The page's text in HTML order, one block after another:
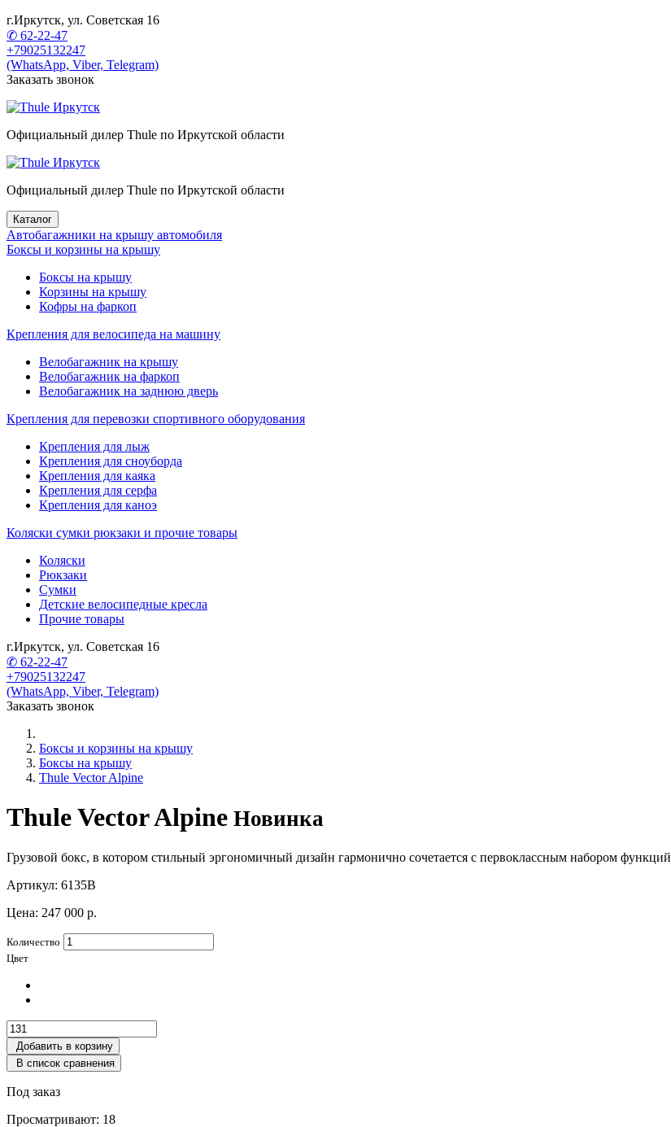
г.Иркутск, ул. Советская 16
✆ 62-22-47
+79025132247
(WhatsApp, Viber, Telegram)
Заказать звонок
Официальный дилер Thule по Иркутской области
Официальный дилер Thule по Иркутской области
Каталог
Автобагажники на крышу автомобиля
Боксы и корзины на крышу
Боксы на крышу
Корзины на крышу
Кофры на фаркоп
Крепления для велосипеда на машину
Велобагажник на крышу
Велобагажник на фаркоп
Велобагажник на заднюю дверь
Крепления для перевозки спортивного оборудования
Крепления для лыж
Крепления для сноуборда
Крепления для каяка
Крепления для серфа
Крепления для каноэ
Коляски сумки рюкзаки и прочие товары
Коляски
Рюкзаки
Сумки
Детские велосипедные кресла
Прочие товары
г.Иркутск, ул. Советская 16
✆ 62-22-47
+79025132247
(WhatsApp, Viber, Telegram)
Заказать звонок
Боксы и корзины на крышу
Боксы на крышу
Thule Vector Alpine
Thule Vector Alpine Новинка
Грузовой бокс, в котором стильный эргономичный дизайн гармонично сочетается с первоклассным набором функций
Артикул: 6135B
Цена: 247 000 р.
Количество
Цвет
Добавить в корзину
В список сравнения
Под заказ
Просматривают: 18